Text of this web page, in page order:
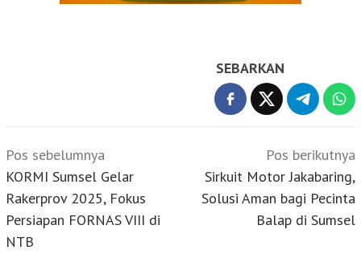
SEBARKAN
Navigasi
pos
Pos sebelumnya
KORMI Sumsel Gelar
Rakerprov 2025, Fokus
Persiapan FORNAS VIII di
NTB
Pos berikutnya
Sirkuit Motor Jakabaring,
Solusi Aman bagi Pecinta
Balap di Sumsel